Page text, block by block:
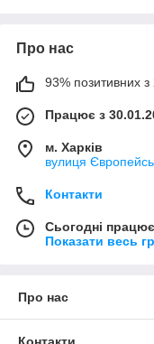
Про нас
93% позитивних з
Працює з
м. Харків
вулиця
Контакти
Сьогодні
Показати весь
Про нас